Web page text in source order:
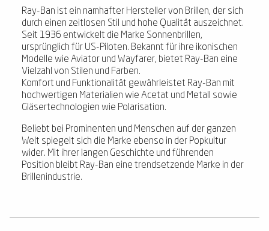
Ray-Ban ist ein namhafter Hersteller von Brillen, der sich
durch einen zeitlosen Stil und hohe Qualität auszeichnet.
Seit 1936 entwickelt die Marke Sonnenbrillen,
ursprünglich für US-Piloten. Bekannt für ihre ikonischen
Modelle wie Aviator und Wayfarer, bietet Ray-Ban eine
Vielzahl von Stilen und Farben.
Komfort und Funktionalität gewährleistet Ray-Ban mit
hochwertigen Materialien wie Acetat und Metall sowie
Gläsertechnologien wie Polarisation.
Beliebt bei Prominenten und Menschen auf der ganzen
Welt spiegelt sich die Marke ebenso in der Popkultur
wider. Mit ihrer langen Geschichte und führenden
Position bleibt Ray-Ban eine trendsetzende Marke in der
Brillenindustrie.